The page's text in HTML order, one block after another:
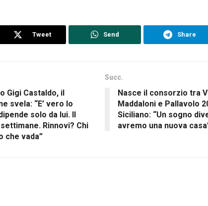
Tweet Send Share
Gigi Castaldo, il
svela: “E’ vero lo
solo da lui. Il
Rinnovi? Chi
che vada”
Succ.
Nasce il consorzio tra
Maddaloni e Pallavolo
Siciliano: “Un sogno
avremo una nuova